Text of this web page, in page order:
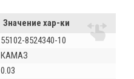
Значение хар-ки
55102-8524340-10
КАМАЗ
0.03